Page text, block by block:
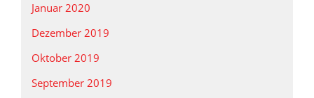
Januar 2020
Dezember 2019
Oktober 2019
September 2019